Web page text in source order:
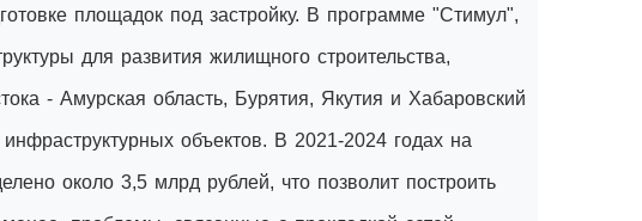
площадок под застройку. В программе "Стимул",
для развития жилищного строительства,
- Амурская область, Бурятия, Якутия и Хабаровский
объектов. В 2021-2024 годах на
около 3,5 млрд рублей, что позволит построить